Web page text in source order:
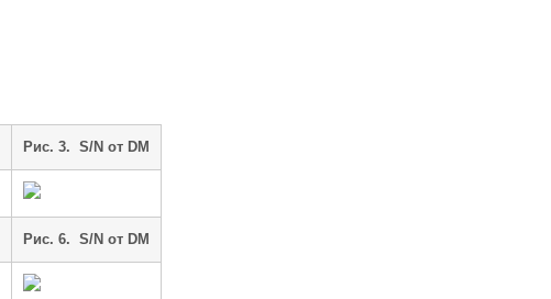
Рис. 3. S/N от DM
Рис. 6. S/N от DM